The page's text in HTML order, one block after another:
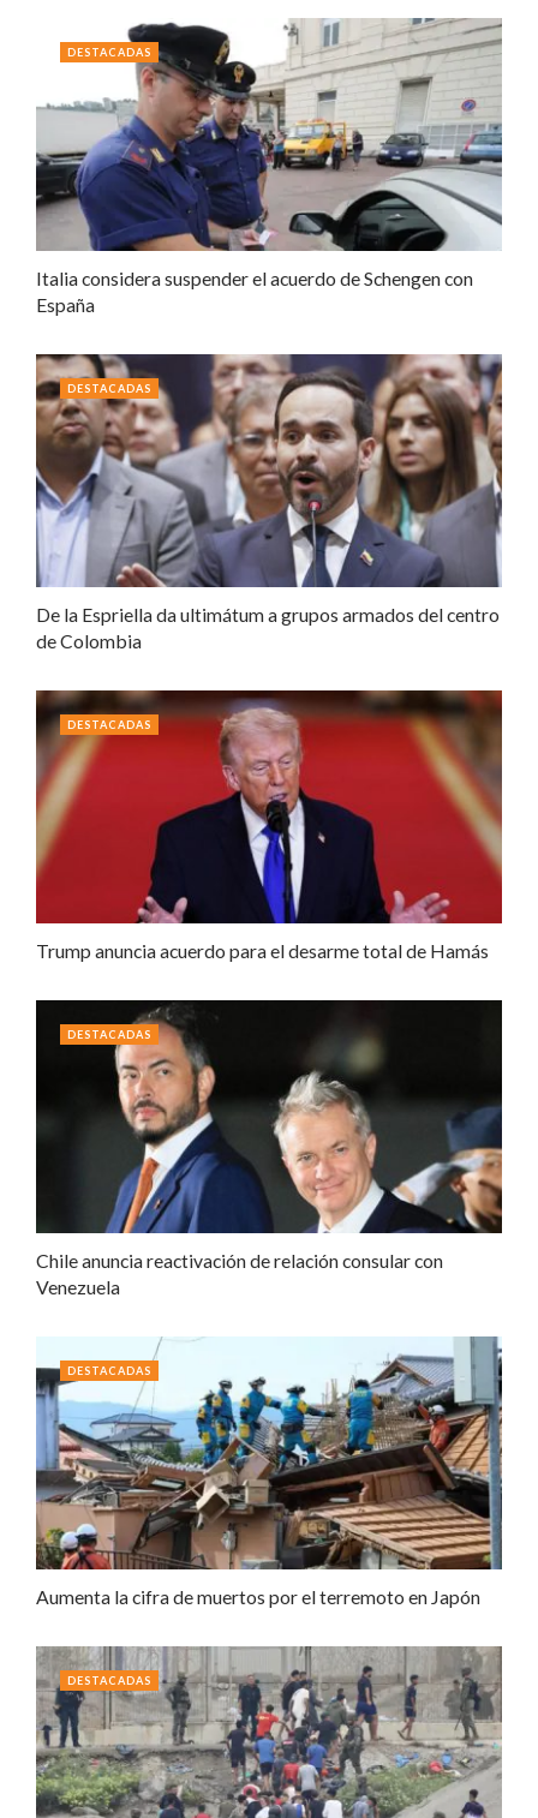
Italia considera suspender el acuerdo de Schengen con
España
DESTACADAS
De la Espriella da ultimátum a grupos armados del centro
de Colombia
DESTACADAS
Trump anuncia acuerdo para el desarme total de Hamás
DESTACADAS
Chile anuncia reactivación de relación consular con
Venezuela
DESTACADAS
Aumenta la cifra de muertos por el terremoto en Japón
DESTACADAS
DESTACADAS